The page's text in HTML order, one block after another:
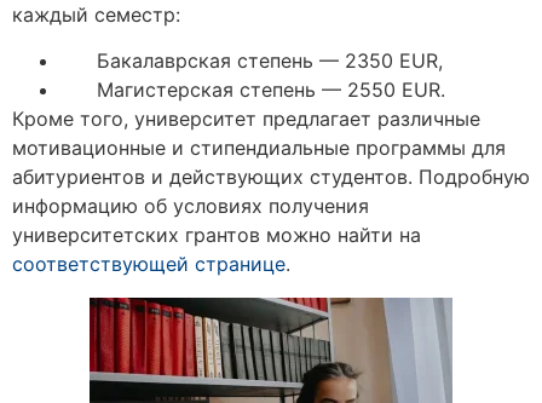
каждый семестр:
Бакалаврская степень — 2350 EUR,
Магистерская степень — 2550 EUR.
Кроме того, университет предлагает различные
мотивационные и стипендиальные программы для
абитуриентов и действующих студентов. Подробную
информацию об условиях получения
университетских грантов можно найти на
соответствующей странице.